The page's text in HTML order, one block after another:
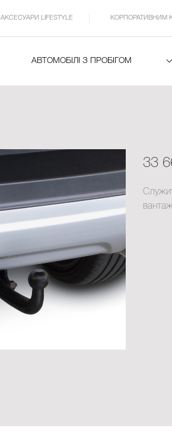
АКСЕСУАРИ LIFESTYLE КОРПОРАТИВНИМ
АВТОМОБІЛІ З ПРОБІГОМ
33